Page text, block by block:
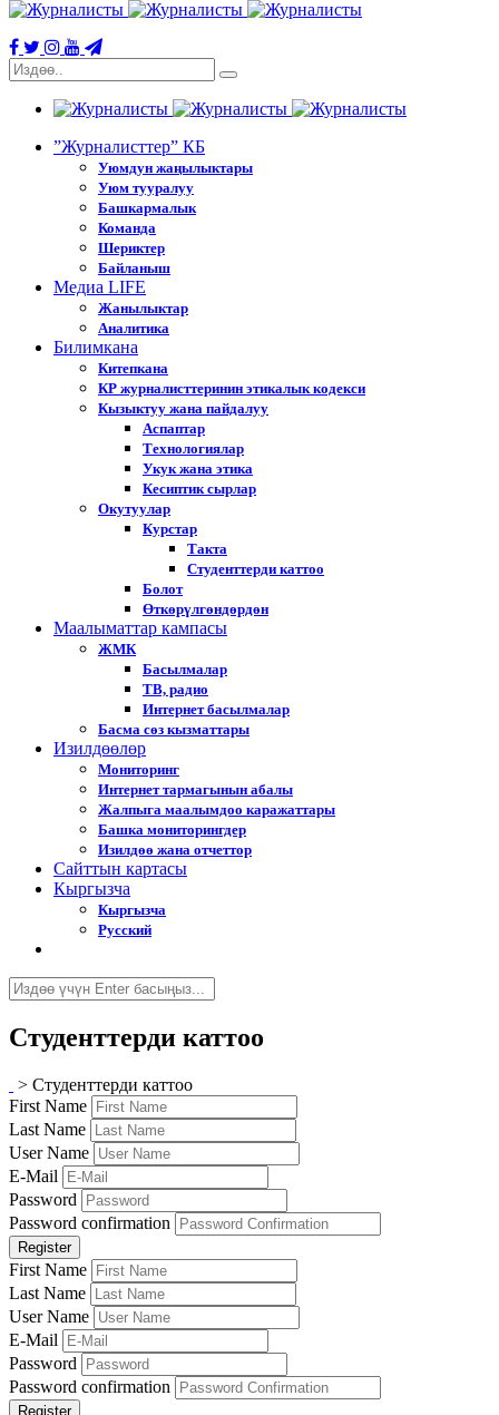
”Журналисттер” КБ
Уюмдун жаңылыктары
Уюм тууралуу
Башкармалык
Команда
Шериктер
Байланыш
Медиа LIFE
Жанылыктар
Аналитика
Билимкана
Китепкана
КР журналисттеринин этикалык кодекси
Кызыктуу жана пайдалуу
Аспаптар
Технологиялар
Укук жана этика
Кесиптик сырлар
Окутуулар
Курстар
Такта
Студенттерди каттоо
Болот
Өткөрүлгөндөрдөн
Маалыматтар кампасы
ЖМК
Басылмалар
ТВ, радио
Интернет басылмалар
Басма сөз кызматтары
Изилдөөлөр
Мониторинг
Интернет тармагынын абалы
Жалпыга маалымдоо каражаттары
Башка мониторингдер
Изилдөө жана отчеттор
Cайттын картасы
Кыргызча
Кыргызча
Русский
Студенттерди каттоо
> Студенттерди каттоо
First Name
Last Name
User Name
E-Mail
Password
Password confirmation
Register
First Name
Last Name
User Name
E-Mail
Password
Password confirmation
Register